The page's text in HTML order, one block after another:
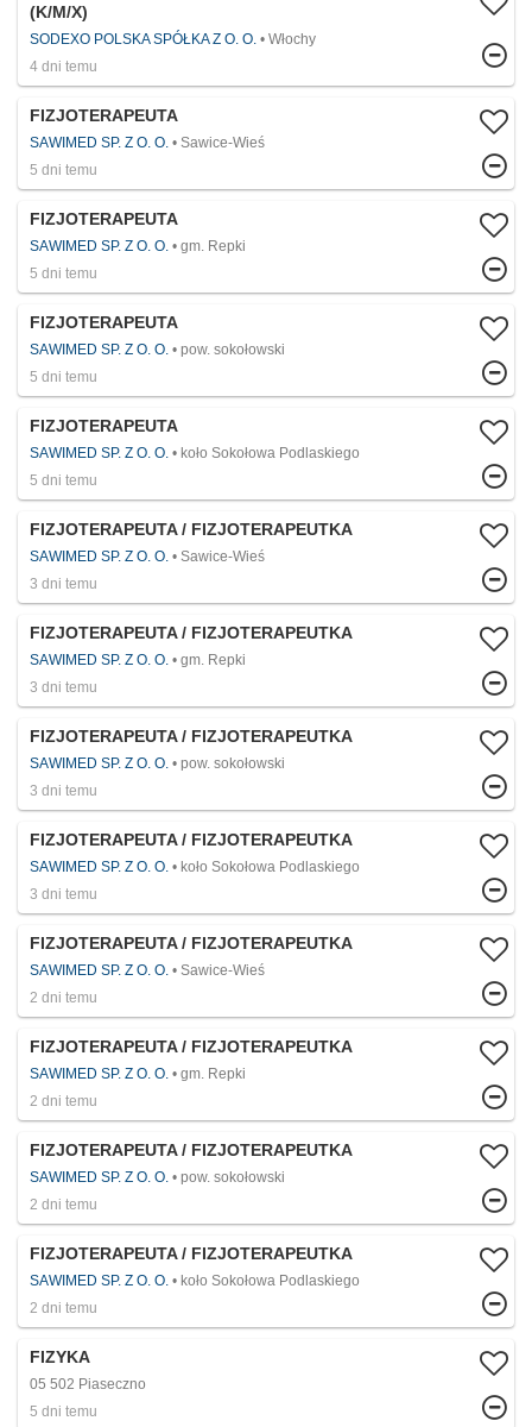
(K/M/X)
SODEXO POLSKA SPÓŁKA Z O. O.
Włochy
4 dni temu
FIZJOTERAPEUTA
SAWIMED SP. Z O. O.
Sawice-Wieś
5 dni temu
FIZJOTERAPEUTA
SAWIMED SP. Z O. O.
gm. Repki
5 dni temu
FIZJOTERAPEUTA
SAWIMED SP. Z O. O.
pow. sokołowski
5 dni temu
FIZJOTERAPEUTA
SAWIMED SP. Z O. O.
koło Sokołowa Podlaskiego
5 dni temu
FIZJOTERAPEUTA / FIZJOTERAPEUTKA
SAWIMED SP. Z O. O.
Sawice-Wieś
3 dni temu
FIZJOTERAPEUTA / FIZJOTERAPEUTKA
SAWIMED SP. Z O. O.
gm. Repki
3 dni temu
FIZJOTERAPEUTA / FIZJOTERAPEUTKA
SAWIMED SP. Z O. O.
pow. sokołowski
3 dni temu
FIZJOTERAPEUTA / FIZJOTERAPEUTKA
SAWIMED SP. Z O. O.
koło Sokołowa Podlaskiego
3 dni temu
FIZJOTERAPEUTA / FIZJOTERAPEUTKA
SAWIMED SP. Z O. O.
Sawice-Wieś
2 dni temu
FIZJOTERAPEUTA / FIZJOTERAPEUTKA
SAWIMED SP. Z O. O.
gm. Repki
2 dni temu
FIZJOTERAPEUTA / FIZJOTERAPEUTKA
SAWIMED SP. Z O. O.
pow. sokołowski
2 dni temu
FIZJOTERAPEUTA / FIZJOTERAPEUTKA
SAWIMED SP. Z O. O.
koło Sokołowa Podlaskiego
2 dni temu
FIZYKA
05 502 Piaseczno
5 dni temu